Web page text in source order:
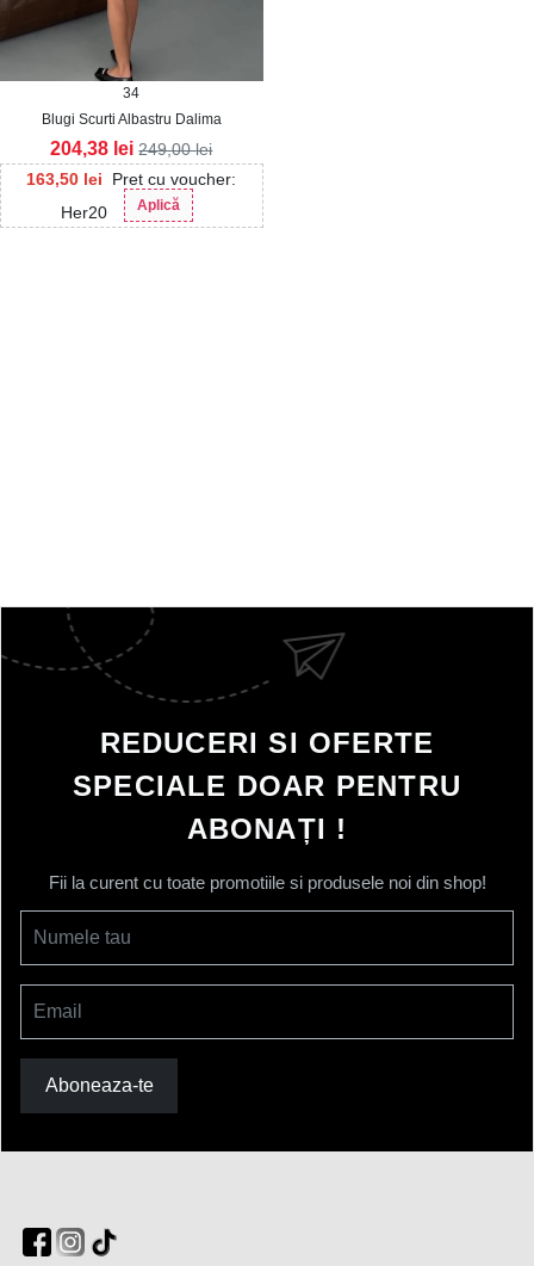
34
Blugi Scurti Albastru Dalima
163,50 lei
Pret cu voucher:
Her20
Aplică
204,38 lei 249,00lei
REDUCERI SI OFERTE
SPECIALE DOAR PENTRU
ABONAȚI !
Fii la curent cu toate promotiile si produsele noi din shop!
Numele tau
Email
Aboneaza-te